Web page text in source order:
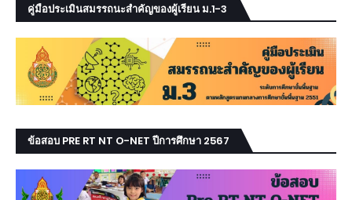
คู่มือประเมินสมรรถนะสำคัญของผู้เรียน ม.1-3
ข้อสอบ PRE RT NT O-NET ปีการศึกษา 2567